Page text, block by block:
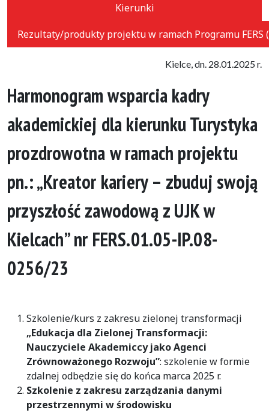
Kierunki
Rezultaty/produkty projektu w ramach Programu
Kielce, dn. 28.01.2025 r.
Harmonogram wsparcia kadry
akademickiej dla kierunku Turystyka
prozdrowotna w ramach projektu
pn.: „Kreator kariery – zbuduj swoją
przyszłość zawodową z UJK w
Kielcach” nr FERS.01.05-IP.08-
0256/23
Szkolenie/kurs z zakresu zielonej transformacji
„Edukacja dla Zielonej Transformacji:
Nauczyciele Akademiccy jako Agenci
Zrównoważonego Rozwoju”: szkolenie w formie
zdalnej odbędzie się do końca marca 2025 r.
Szkolenie z zakresu zarządzania danymi
przestrzennymi w środowisku